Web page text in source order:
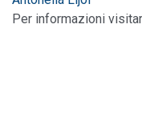
Per informazioni